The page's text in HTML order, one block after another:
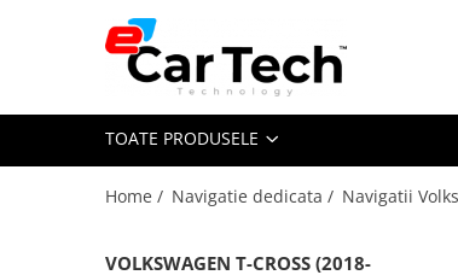
Toate Produsele
Navigatie dedicata
TOATE PRODUSELE
Home / Navigatie dedicata / Navigatii
VOLKSWAGEN T-CROSS (2018-